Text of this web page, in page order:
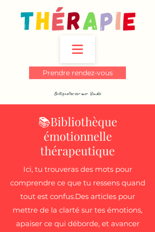
Prendre rendez-vous
Brétignolles-sur-mer Vendée
📚Bibliothèque
émotionnelle
thérapeutique
Ici, tu trouveras des mots pour
comprendre ce que tu ressens quand
tout est confus.Des articles pour
mettre de la clarté sur tes émotions,
apaiser ce qui déborde, et avancer